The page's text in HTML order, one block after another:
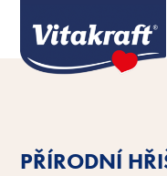
PŘÍRODNÍ